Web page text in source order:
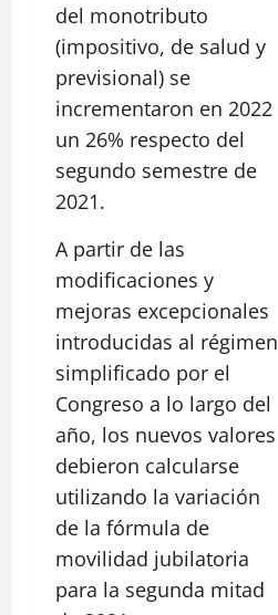
del monotributo
(impositivo, de salud y
previsional) se
incrementaron en 2022
un 26% respecto del
segundo semestre de
2021.
A partir de las
modificaciones y
mejoras excepcionales
introducidas al régimen
simplificado por el
Congreso a lo largo del
año, los nuevos valores
debieron calcularse
utilizando la variación
de la fórmula de
movilidad jubilatoria
para la segunda mitad